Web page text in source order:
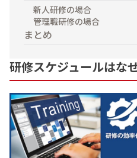
050-3135-2199
受付時間 9：00〜17：30（土
新人研修の場合
管理職研修の場合
まとめ
研修スケジュールはな